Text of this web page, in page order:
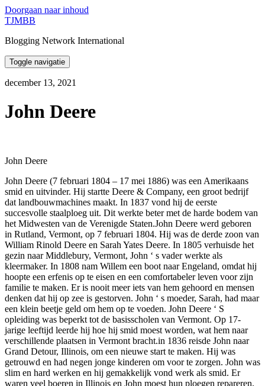
Doorgaan naar inhoud
TJMBB
Blogging Network International
Toggle navigatie
december 13, 2021
John Deere
John Deere
John Deere (7 februari 1804 – 17 mei 1886) was een Amerikaans
smid en uitvinder. Hij startte Deere & Company, een groot bedrijf
dat landbouwmachines maakt. In 1837 vond hij de eerste
succesvolle staalploeg uit. Dit werkte beter met de harde bodem van
het Midwesten van de Verenigde Staten.John Deere werd geboren
in Rutland, Vermont, op 7 februari 1804. Hij was de derde zoon van
William Rinold Deere en Sarah Yates Deere. In 1805 verhuisde het
gezin naar Middlebury, Vermont, John ‘ s vader werkte als
kleermaker. In 1808 nam Willem een boot naar Engeland, omdat hij
hoopte een erfenis op te eisen en een comfortabeler leven voor zijn
familie te maken. Er is nooit meer iets van hem gehoord en mensen
denken dat hij op zee is gestorven. John ‘ s moeder, Sarah, had maar
een klein beetje geld om hem op te voeden. John Deere ‘ S
opleiding was beperkt tot de basisscholen van Vermont. Op 17-
jarige leeftijd leerde hij hoe hij smid moest worden, wat hem naar
verschillende plaatsen in Vermont bracht.in 1836 reisde John naar
Grand Detour, Illinois, om een nieuwe start te maken. Hij was
getrouwd en had negen jonge kinderen om voor te zorgen. John was
slim en hard werken en hij gemakkelijk vond werk als smid. Er
waren veel boeren in Illinois en John moest hun ploegen repareren.